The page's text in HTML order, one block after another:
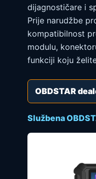
dijagnostičare i
Prije narudžbe
kompatibilnost
modulu,
funkciji koju
OBDSTAR
Službena